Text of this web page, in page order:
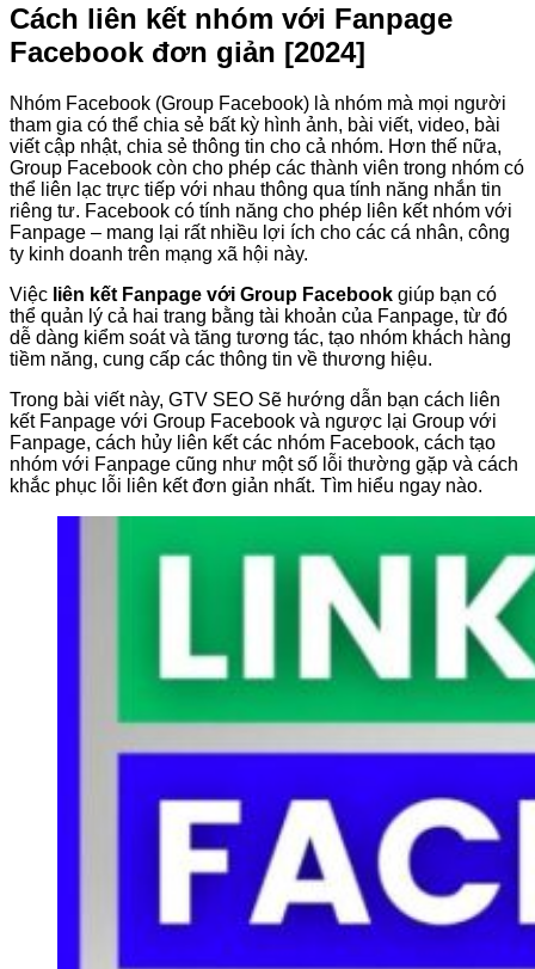
Cách liên kết nhóm với Fanpage
Facebook đơn giản [2024]
Nhóm Facebook (Group Facebook) là nhóm mà mọi người
tham gia có thể chia sẻ bất kỳ hình ảnh, bài viết, video, bài
viết cập nhật, chia sẻ thông tin cho cả nhóm. Hơn thế nữa,
Group Facebook còn cho phép các thành viên trong nhóm có
thể liên lạc trực tiếp với nhau thông qua tính năng nhắn tin
riêng tư. Facebook có tính năng cho phép liên kết nhóm với
Fanpage – mang lại rất nhiều lợi ích cho các cá nhân, công
ty kinh doanh trên mạng xã hội này.
Việc liên kết Fanpage với Group Facebook giúp bạn có
thể quản lý cả hai trang bằng tài khoản của Fanpage, từ đó
dễ dàng kiểm soát và tăng tương tác, tạo nhóm khách hàng
tiềm năng, cung cấp các thông tin về thương hiệu.
Trong bài viết này, GTV SEO Sẽ hướng dẫn bạn cách liên
kết Fanpage với Group Facebook và ngược lại Group với
Fanpage, cách hủy liên kết các nhóm Facebook, cách tạo
nhóm với Fanpage cũng như một số lỗi thường gặp và cách
khắc phục lỗi liên kết đơn giản nhất. Tìm hiểu ngay nào.